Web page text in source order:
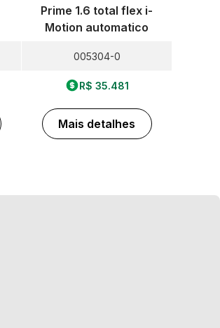
Prime 1.6 total flex i-
Motion automatico
005304-0
R$ 35.481
Mais detalhes